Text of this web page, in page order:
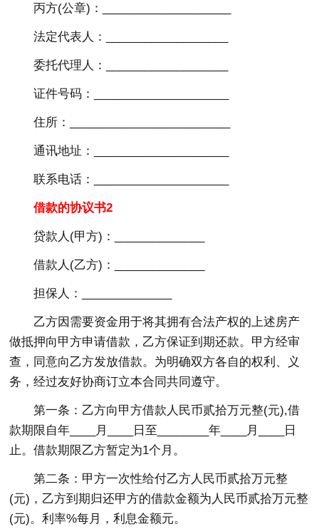
丙方(公章)：____________________
法定代表人：___________________
委托代理人：___________________
证件号码：_____________________
住所：_________________________
通讯地址：_____________________
联系电话：_____________________
借款的协议书2
贷款人(甲方)：______________
借款人(乙方)：______________
担保人：______________
乙方因需要资金用于将其拥有合法产权的上述房产
做抵押向甲方申请借款，乙方保证到期还款。甲方经审
查，同意向乙方发放借款。为明确双方各自的权利、义
务，经过友好协商订立本合同共同遵守。
第一条：乙方向甲方借款人民币贰拾万元整(元),借
款期限自年____月____日至________年____月____日
止。借款期限乙方暂定为1个月。
第二条：甲方一次性给付乙方人民币贰拾万元整
(元)，乙方到期归还甲方的借款金额为人民币贰拾万元整
(元)。利率%每月，利息金额元。